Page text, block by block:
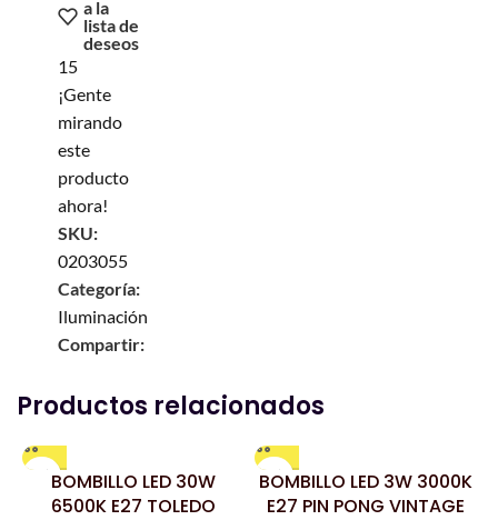
a la
lista de
deseos
15
¡Gente
mirando
este
producto
ahora!
SKU:
0203055
Categoría:
Iluminación
Compartir:
Productos relacionados
BOMBILLO LED 30W
6500K E27 TOLEDO
BOMBILLO LED 3W 3000K
E27 PIN PONG VINTAGE